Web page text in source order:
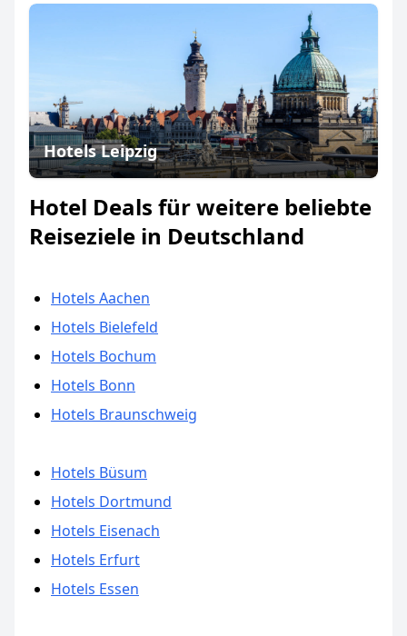
Hotels Leipzig
Hotel Deals für weitere beliebte
Reiseziele in Deutschland
Hotels Aachen
Hotels Bielefeld
Hotels Bochum
Hotels Bonn
Hotels Braunschweig
Hotels Büsum
Hotels Dortmund
Hotels Eisenach
Hotels Erfurt
Hotels Essen